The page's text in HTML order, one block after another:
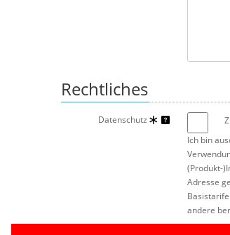
Rechtliches
Datenschutz
Ich bin
(Produkt-
Adresse
andere